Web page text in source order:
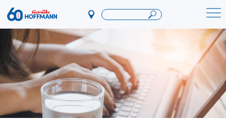
Direkt
zum
Inhalt
Startseite Getränke Hoffmann